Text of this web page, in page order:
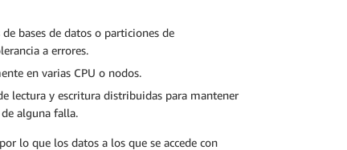
bases de datos o particiones de
a errores.
en varias CPU o nodos.
lectura y escritura distribuidas para mantener
alguna falla.
lo que los datos a los que se accede con